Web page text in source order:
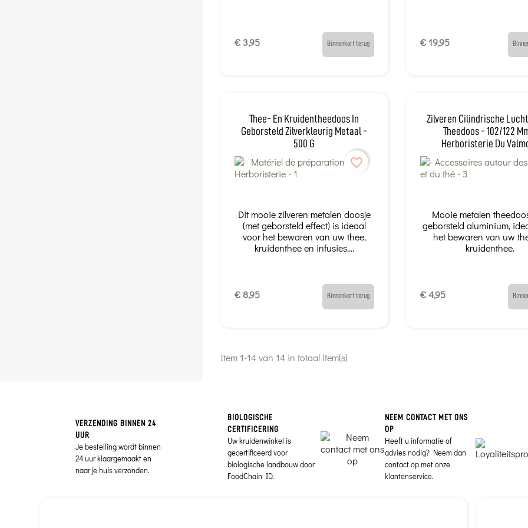
€ 3,95 Binnenkort terug € 19,95
Thee- En Kruidentheedoos In
Geborsteld Zilverkleurig Metaal -
500 G
Dit mooie zilveren metalen doosje
(met geborsteld effect) is ideaal
voor het bewaren van uw thee,
kruidenthee en infusies....
€ 8,95 Binnenkort terug
favorite_border
Zilveren Cilindrische
Theedoos - 102/122
Herboristerie Du
Mooie metalen
geborsteld aluminium,
het bewaren van uw
kruidenthee.
€ 4,95
Item 1-14 van 14 in totaal item(s)
VERZENDING BINNEN 24
UUR
Je bestelling wordt binnen
24 uur klaargemaakt en
naar je huis verzonden.
BIOLOGISCHE
CERTIFICERING
Uw kruidenwinkel is
gecertificeerd voor
biologische landbouw door
FoodChain ID.
NEEM CONTACT MET ONS
OP
Heeft u informatie of
advies nodig? Neem dan
contact op met onze
klantenservice.